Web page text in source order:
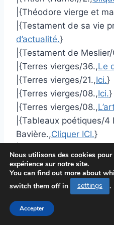
|{Théodore vierge et
|{Testament de sa vie
d’actualité.}
|{Testament de
|{Terres vierges/36.,Le
|{Terres vierges/21.,Ici.}
|{Terres vierges/08.,Ici.}
|{Terres vierges/08.,
|{Tableaux poétiques/4
Bavière.,Cliquer ICI.}
|{Têtes et figures/Mater
Suite sur le prochain
|{Têtes et figures/Mater
complet.}
|{Symphonie héroïque/
Nous utilisons des cookies
expérience sur notre site.
You can find out more about
switch them off in
settings .
Accepter